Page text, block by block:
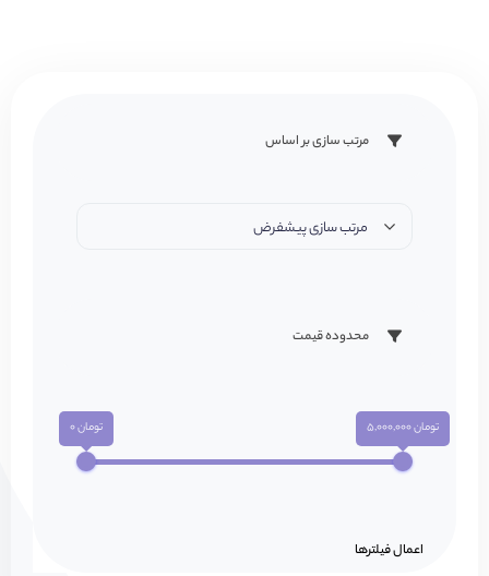
مرتب سازی بر اساس
مرتب سازی پیشفرض
محدوده قیمت
تومان 0 تومان 5,000,000
اعمال فیلتر‌ها